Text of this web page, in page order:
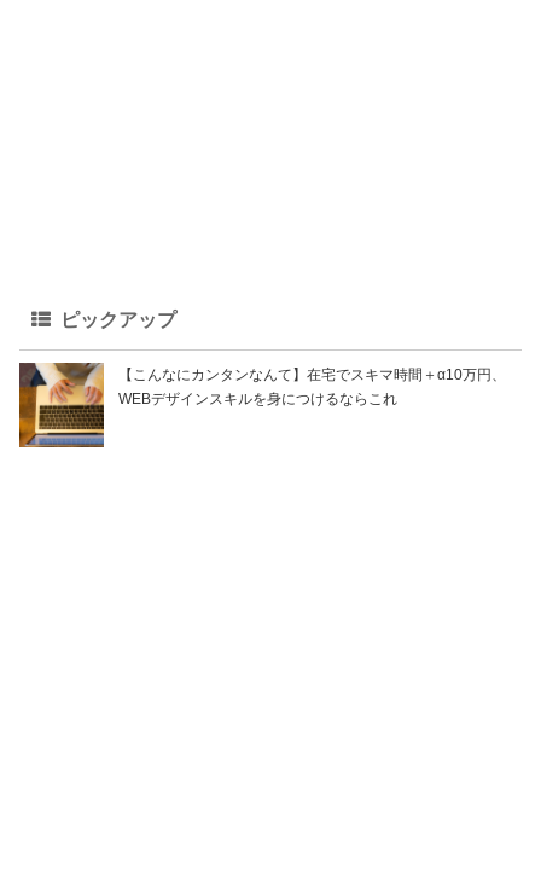
ピックアップ
【こんなにカンタンなんて】在宅でスキマ時間＋α10万円、
WEBデザインスキルを身につけるならこれ